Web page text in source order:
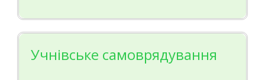
Учнівське самоврядування